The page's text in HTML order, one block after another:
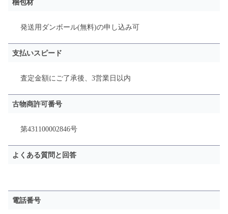
梱包材
発送用ダンボール(無料)の申し込み可
支払いスピード
査定金額にご了承後、3営業日以内
古物商許可番号
第431100002846号
よくある質問と回答
電話番号